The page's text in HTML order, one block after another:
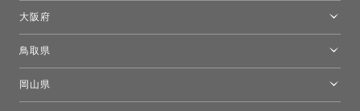
大阪府
鳥取県
岡山県